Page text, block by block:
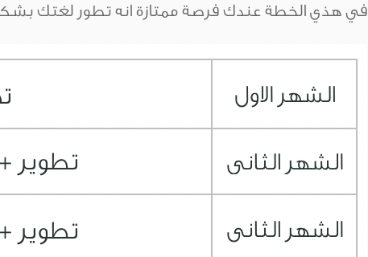
في هذي الخطة عندك فرصة ممتازة انه تطور لغتك